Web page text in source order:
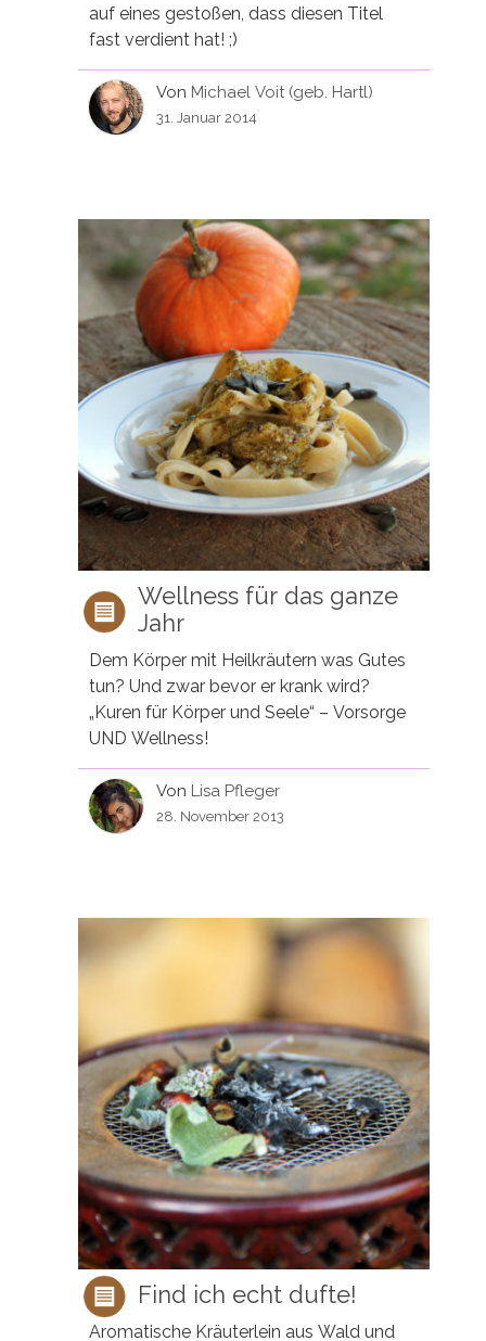
auf eines gestoßen, dass diesen Titel
fast verdient hat! ;)
Von Michael Voit (geb. Hartl)
31. Januar 2014
Wellness für das ganze
Jahr
Dem Körper mit Heilkräutern was Gutes
tun? Und zwar bevor er krank wird?
„Kuren für Körper und Seele“ – Vorsorge
UND Wellness!
Von Lisa Pfleger
28. November 2013
Find ich echt dufte!
Aromatische Kräuterlein aus Wald und